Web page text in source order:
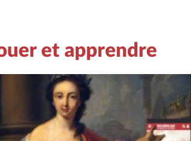
et apprendre